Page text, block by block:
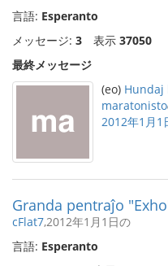
言語: Esperanto
メッセージ: 3 表示 37050
最終メッセージ
(eo) Hundaj
maratonisto
2012年1月1
Granda pentraĵo
cFlat7,2012年1月1日の
言語: Esperanto